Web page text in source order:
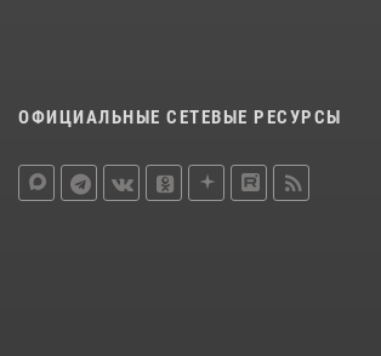
ОФИЦИАЛЬНЫЕ СЕТЕВЫЕ РЕСУРСЫ